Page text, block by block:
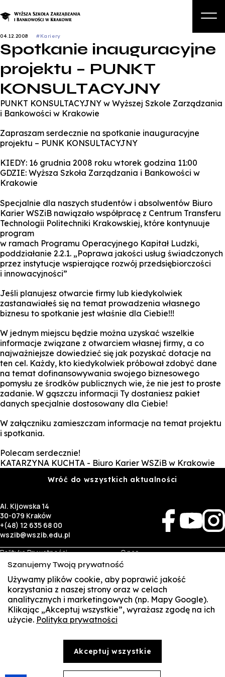
O nas
Studia podyplomowe i kursy
Kandydat
Student
Zapisz się na studia
04.12.2008 #Kariery
Spotkanie inauguracyjne
projektu – PUNKT
KONSULTACYJNY
PUNKT KONSULTACYJNY w Wyższej Szkole Zarządzania
i Bankowości w Krakowie
Zapraszam serdecznie na spotkanie inauguracyjne
projektu – PUNK KONSULTACYJNY
KIEDY: 16 grudnia 2008 roku wtorek godzina 11:00
GDZIE: Wyższa Szkoła Zarządzania i Bankowości w
Krakowie
Specjalnie dla naszych studentów i absolwentów Biuro
Karier WSZiB nawiązało współpracę z Centrum Transferu
Technologii Politechniki Krakowskiej, które kontynuuje
program
w ramach Programu Operacyjnego Kapitał Ludzki,
poddziałanie 2.2.1. „Poprawa jakości usług świadczonych
przez instytucje wspierające rozwój przedsiębiorczości
i innowacyjności”
Jeśli planujesz otwarcie firmy lub kiedykolwiek
zastanawiałeś się na temat prowadzenia własnego
biznesu to spotkanie jest właśnie dla Ciebie!!!
W jednym miejscu będzie można uzyskać wszelkie
informacje związane z otwarciem własnej firmy, a co
najważniejsze dowiedzieć się jak pozyskać dotacje na
ten cel. Każdy, kto kiedykolwiek próbował zdobyć dane
na temat dofinansowywania swojego biznesowego
pomysłu ze środków publicznych wie, że nie jest to proste
zadanie. W gąszczu informacji Ty dostaniesz pakiet
danych specjalnie dostosowany dla Ciebie!
W załączniku zamieszczam informacje na temat projektu
i spotkania.
Polecam serdecznie!
KATARZYNA KUCHTA - Biuro Karier WSZiB w Krakowie
Wróć do wszystkich aktualności
Al. Kijowska 14
30-079 Kraków
+(48) 12 635 68 00
wszib@wszib.edu.pl
Polityka Prywatności
RODO
Identyfikacja wizualna
O nas
Rekrutacja
Studia
Kontakt
Biznes
Wynajem sal
Targi pracy
Student
Multis Multum
Treści zawarte na stronie www.wszib.edu.pl oraz jej podstronach stanowią, o ile nie wskazano
części: kopiowania, reprodukowania, modyfikowania, dystrybuowania, publikowania,
Szanujemy Twoją prywatność
Używamy plików cookie, aby poprawić jakość
korzystania z naszej strony oraz w celach
analitycznych i marketingowych (np. Mapy Google).
Klikając „Akceptuj wszystkie”, wyrażasz zgodę na ich
użycie. Polityka prywatności
Akceptuj wszystkie